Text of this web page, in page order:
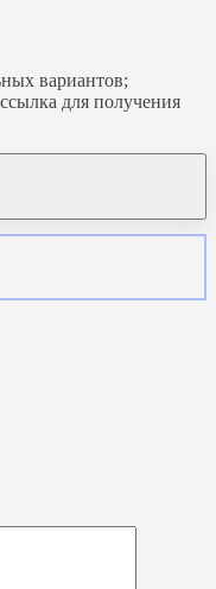
вариантов;
для получения